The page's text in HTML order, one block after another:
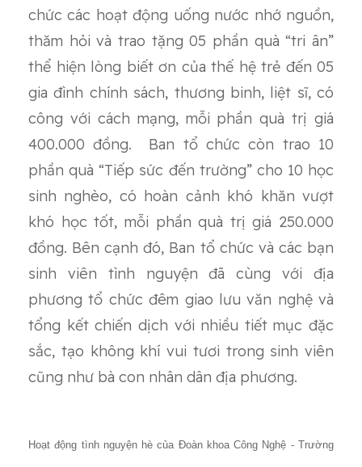
chức các hoạt động uống nước nhớ nguồn,
thăm hỏi và trao tặng 05 phần quà “tri ân”
thể hiện lòng biết ơn của thế hệ trẻ đến 05
gia đình chính sách, thương binh, liệt sĩ, có
công với cách mạng, mỗi phần quà trị giá
400.000 đồng. Ban tổ chức còn trao 10
phần quà “Tiếp sức đến trường” cho 10 học
sinh nghèo, có hoàn cảnh khó khăn vượt
khó học tốt, mỗi phần quà trị giá 250.000
đồng. Bên cạnh đó, Ban tổ chức và các bạn
sinh viên tình nguyện đã cùng với địa
phương tổ chức đêm giao lưu văn nghệ và
tổng kết chiến dịch với nhiều tiết mục đặc
sắc, tạo không khí vui tươi trong sinh viên
cũng như bà con nhân dân địa phương.
Hoạt động tình nguyện hè của Đoàn khoa Công Nghệ - Trường